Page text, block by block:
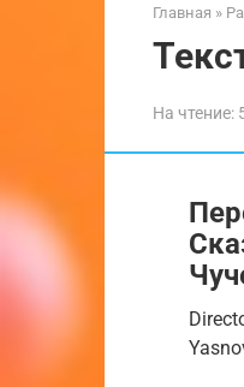
Главная »
На чтение: